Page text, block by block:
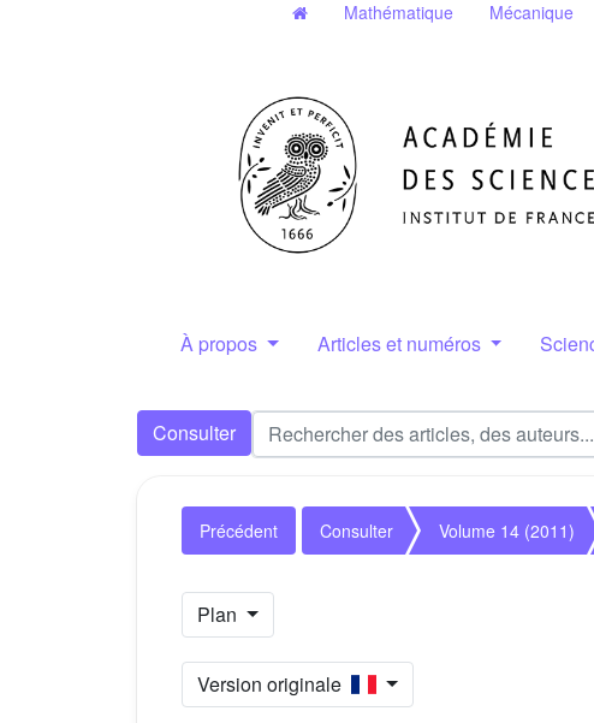
Mathématique Mécanique
À propos Articles et numéros
Consulter
Précédent Consulter Volume 14 (2011)
Plan
Version originale